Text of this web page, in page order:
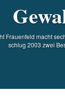
Frauenfeld macht
schlug 2003 zwei